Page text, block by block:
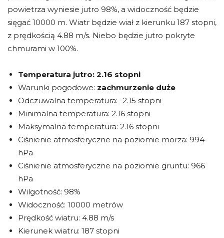
powietrza wyniesie jutro 98%, a widoczność będzie
sięgać 10000 m. Wiatr będzie wiał z kierunku 187 stopni,
z prędkością 4.88 m/s. Niebo będzie jutro pokryte
chmurami w 100%.
Temperatura jutro: 2.16 stopni
Warunki pogodowe: zachmurzenie duże
Odczuwalna temperatura: -2.15 stopni
Minimalna temperatura: 2.16 stopni
Maksymalna temperatura: 2.16 stopni
Ciśnienie atmosferyczne na poziomie morza: 994
hPa
Ciśnienie atmosferyczne na poziomie gruntu: 966
hPa
Wilgotność: 98%
Widoczność: 10000 metrów
Prędkość wiatru: 4.88 m/s
Kierunek wiatru: 187 stopni